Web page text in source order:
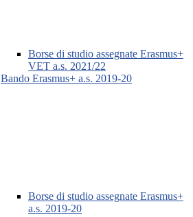
Borse di studio assegnate Erasmus+
VET a.s. 2021/22
Bando Erasmus+ a.s. 2019-20
Borse di studio assegnate Erasmus+
a.s. 2019-20